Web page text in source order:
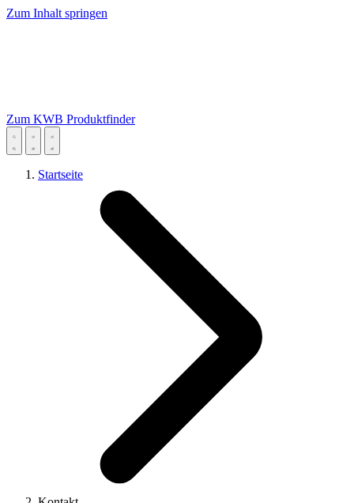
Zum Inhalt springen
Zum KWB Produktfinder
Startseite